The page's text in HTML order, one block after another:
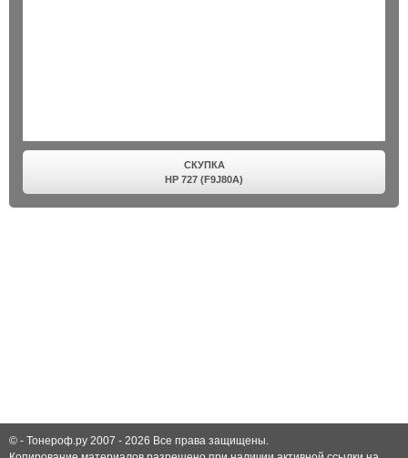
СКУПКА
HP 727 (F9J80A)
© - Тонероф.ру 2007 - 2026 Все права защищены.